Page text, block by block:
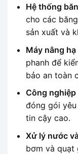
Hệ thống
cho các
sản xuất và
Máy nâng
phanh để
bảo an toàn
Công nghiệp
đóng gói
tin cậy cao.
Xử lý nước
bơm và quạt